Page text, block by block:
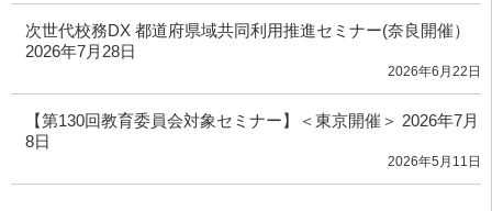
次世代校務DX 都道府県域共同利用推進セミナー(奈良開催）
2026年7月28日
2026年6月22日
【第130回教育委員会対象セミナー】＜東京開催＞ 2026年7月
8日
2026年5月11日